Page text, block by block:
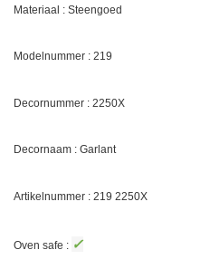
Materiaal : Steengoed
Modelnummer : 219
Decornummer : 2250X
Decornaam : Garlant
Artikelnummer : 219 2250X
Oven safe : ✓